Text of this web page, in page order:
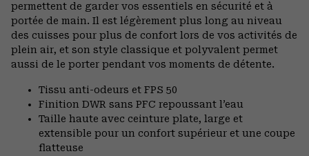
permettent de garder vos essentiels en sécurité et à
portée de main. Il est légèrement plus long au niveau
des cuisses pour plus de confort lors de vos activités de
plein air, et son style classique et polyvalent permet
aussi de le porter pendant vos moments de détente.
Tissu anti-odeurs et FPS 50
Finition DWR sans PFC repoussant l’eau
Taille haute avec ceinture plate, large et
extensible pour un confort supérieur et une coupe
flatteuse